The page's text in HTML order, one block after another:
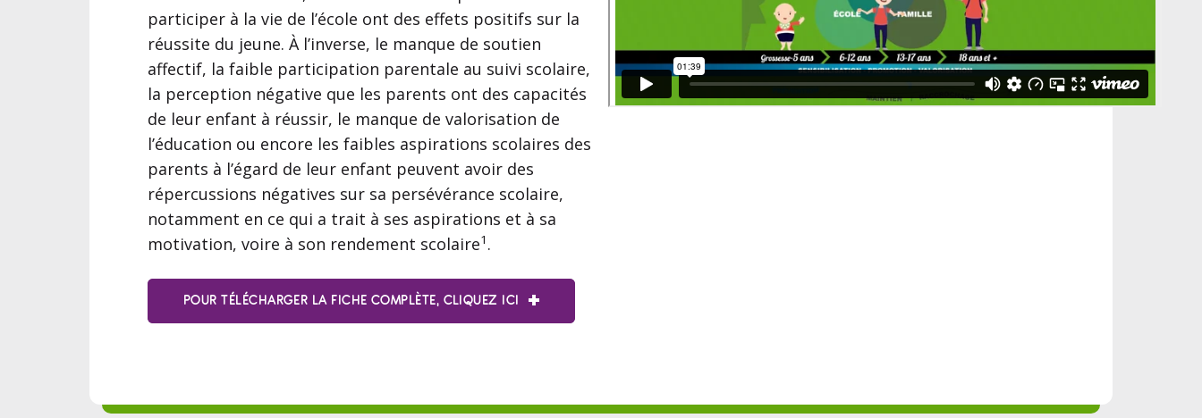
participer à la vie de l’école ont des effets positifs sur la
réussite du jeune. À l’inverse, le manque de soutien
affectif, la faible participation parentale au suivi scolaire,
la perception négative que les parents ont des capacités
de leur enfant à réussir, le manque de valorisation de
l’éducation ou encore les faibles aspirations scolaires des
parents à l’égard de leur enfant peuvent avoir des
répercussions négatives sur sa persévérance scolaire,
notamment en ce qui a trait à ses aspirations et à sa
motivation, voire à son rendement scolaire1 .
POUR TÉLÉCHARGER LA FICHE COMPLÈTE, CLIQUEZ ICI